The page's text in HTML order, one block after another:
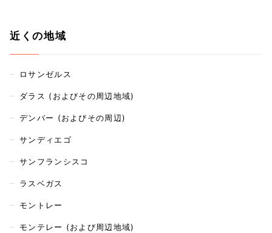
近くの地域
ロサンゼルス
ダラス (およびその周辺地域)
デンバー (およびその周辺)
サンディエゴ
サンフランシスコ
ラスベガス
モントレー
モンテレー (および周辺地域)